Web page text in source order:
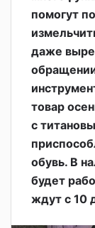
помогут
даже
товар
с
обувь. В
будет
ждут с 10